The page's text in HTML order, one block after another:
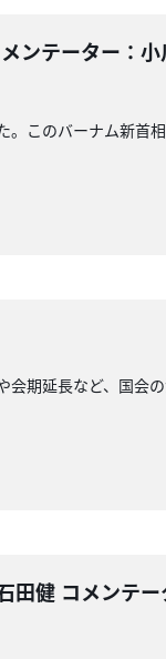
ンテーター：
このバーナム新首
期延長など、国会
健 コメンテー